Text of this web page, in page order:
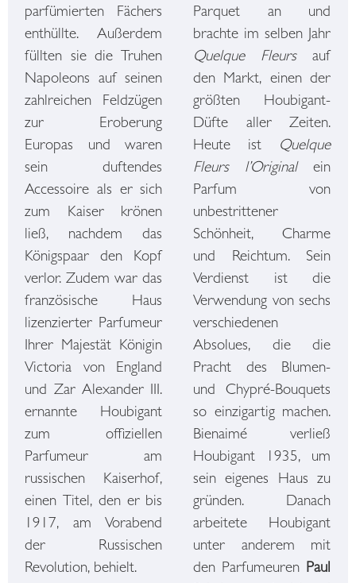
parfümierten Fächers
enthüllte. Außerdem
füllten sie die Truhen
Napoleons auf seinen
zahlreichen Feldzügen
zur Eroberung
Europas und waren
sein duftendes
Accessoire als er sich
zum Kaiser krönen
ließ, nachdem das
Königspaar den Kopf
verlor. Zudem war das
französische Haus
lizenzierter Parfumeur
Ihrer Majestät Königin
Victoria von England
und Zar Alexander III.
ernannte Houbigant
zum offiziellen
Parfumeur am
russischen Kaiserhof,
einen Titel, den er bis
1917, am Vorabend
der Russischen
Revolution, behielt.
Parquet an und
brachte im selben Jahr
Quelque Fleursauf
den Markt, einen der
größten Houbigant-
Düfte aller Zeiten.
Heute ist
Quelque
Fleurs l’Originalein
Parfum von
unbestrittener
Schönheit, Charme
und Reichtum. Sein
Verdienst ist die
Verwendung von sechs
verschiedenen
Absolues, die die
Pracht des Blumen-
und Chypré-Bouquets
so einzigartig machen.
Bienaimé verließ
Houbigant 1935, um
sein eigenes Haus zu
gründen. Danach
arbeitete Houbigant
unter anderem mit
den Parfumeuren Paul